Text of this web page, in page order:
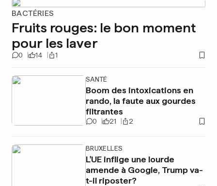
BACTÉRIES
Fruits rouges: le bon moment
pour les laver
0 14 1
SANTÉ
Boom des intoxications en
rando, la faute aux gourdes
filtrantes
0 21 2
BRUXELLES
L'UE inflige une lourde
amende à Google, Trump va-
t-il riposter?